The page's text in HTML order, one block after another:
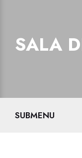
SALA
SUBMENU